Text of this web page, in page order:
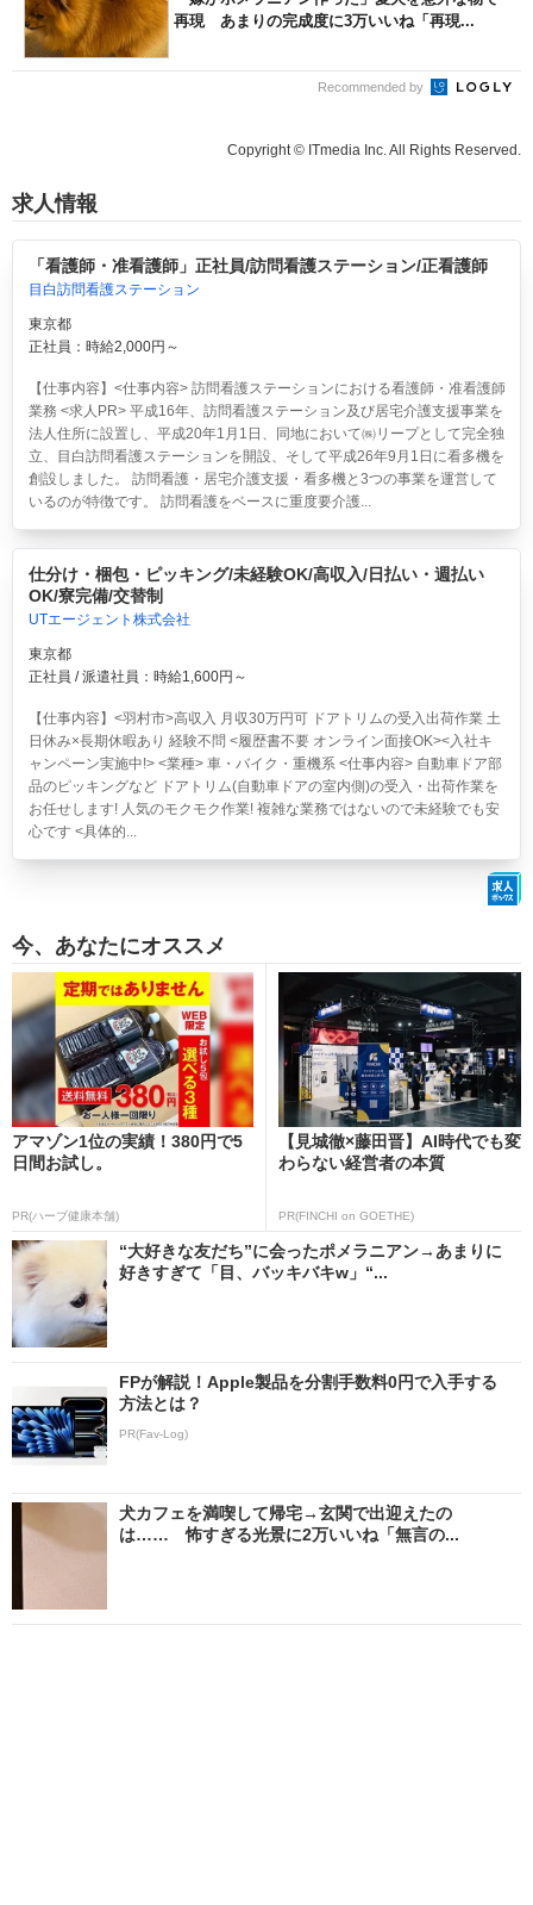
再現 あまりの完成度に3万いいね「再現...
Recommended by
Copyright © ITmedia Inc. All Rights Reserved.
求人情報
「看護師・准看護師」正社員/訪問看護ステーション/正看護師
目白訪問看護ステーション
東京都
正社員：時給2,000円～
【仕事内容】<仕事内容> 訪問看護ステーションにおける看護師・准看護師
業務 <求人PR> 平成16年、訪問看護ステーション及び居宅介護支援事業を
法人住所に設置し、平成20年1月1日、同地において㈱リープとして完全独
立、目白訪問看護ステーションを開設、そして平成26年9月1日に看多機を
創設しました。 訪問看護・居宅介護支援・看多機と3つの事業を運営して
いるのが特徴です。 訪問看護をベースに重度要介護...
仕分け・梱包・ピッキング/未経験OK/高収入/日払い・週払い
OK/寮完備/交替制
UTエージェント株式会社
東京都
正社員 / 派遣社員：時給1,600円～
【仕事内容】<羽村市>高収入 月収30万円可 ドアトリムの受入出荷作業 土
日休み×長期休暇あり 経験不問 <履歴書不要 オンライン面接OK><入社キ
ャンペーン実施中!> <業種> 車・バイク・重機系 <仕事内容> 自動車ドア部
品のピッキングなど ドアトリム(自動車ドアの室内側)の受入・出荷作業を
お任せします! 人気のモクモク作業! 複雑な業務ではないので未経験でも安
心です <具体的...
今、あなたにオススメ
アマゾン1位の実績！380円で5
日間お試し。
PR(ハーブ健康本舗)
【見城徹×藤田晋】AI時代でも変
わらない経営者の本質
PR(FINCHI on GOETHE)
“大好きな友だち”に会ったポメラニアン→あまりに
好きすぎて「目、バッキバキw」“...
FPが解説！Apple製品を分割手数料0円で入手する
方法とは？
PR(Fav-Log)
犬カフェを満喫して帰宅→玄関で出迎えたの
は…… 怖すぎる光景に2万いいね「無言の...